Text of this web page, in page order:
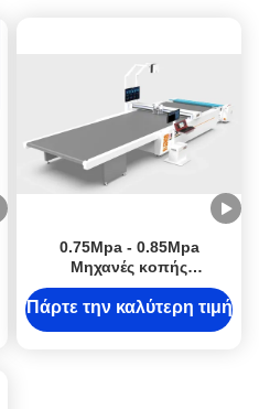
0.75Mpa - 0.85Mpa
Μηχανές κοπής
υφασμάτων CNC / Μηχανή
κοπής για δέρμα
Πάρτε την καλύτερη τιμή